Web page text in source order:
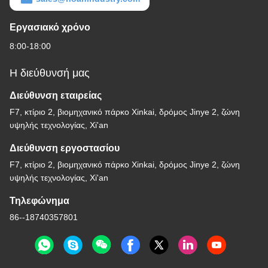
Εργασιακό χρόνο
8:00-18:00
Η διεύθυνσή μας
Διεύθυνση εταιρείας
F7, κτίριο 2, βιομηχανικό πάρκο Xinkai, δρόμος Jinye 2, ζώνη
υψηλής τεχνολογίας, Xi'an
Διεύθυνση εργοστασίου
F7, κτίριο 2, βιομηχανικό πάρκο Xinkai, δρόμος Jinye 2, ζώνη
υψηλής τεχνολογίας, Xi'an
Τηλεφώνημα
86--18740357801